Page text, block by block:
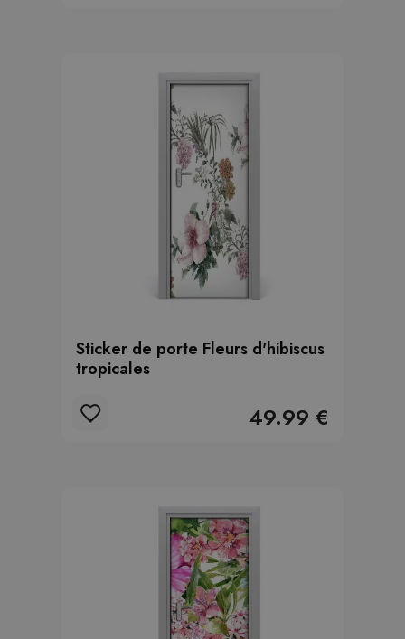
Sticker de porte Fleurs d'hibiscus
tropicales
49.99 €